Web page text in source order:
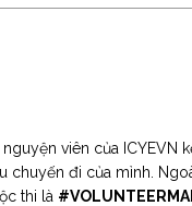
viên của ICYEVN
đi của mình.
thi là